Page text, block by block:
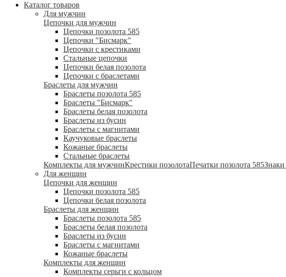
Каталог товаров
Для мужчин
Цепочки для мужчин
Цепочки позолота 585
Цепочки "Бисмарк"
Цепочки с крестиками
Стальные цепочки
Цепочки белая позолота
Цепочки с браслетами
Браслеты для мужчин
Браслеты позолота 585
Браслеты "Бисмарк"
Браслеты белая позолота
Браслеты из бусин
Браслеты с магнитами
Каучуковые браслеты
Кожаные браслеты
Стальные браслеты
Комплекты для мужчинКрестики позолотаПечатки позолота 585Знаки
Для женщин
Цепочки для женщин
Цепочки позолота 585
Цепочки белая позолота
Браслеты для женщин
Браслеты позолота 585
Браслеты белая позолота
Браслеты из бусин
Браслеты с магнитами
Кожаные браслеты
Комплекты для женщин
Комплекты серьги с кольцом